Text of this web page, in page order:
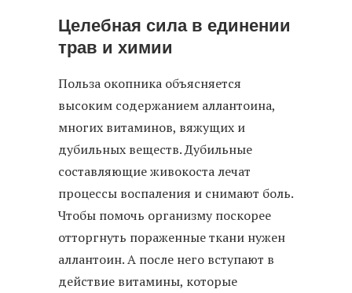
Целебная сила в единении
трав и химии
Польза окопника объясняется
высоким содержанием аллантоина,
многих витаминов, вяжущих и
дубильных веществ. Дубильные
составляющие живокоста лечат
процессы воспаления и снимают боль.
Чтобы помочь организму поскорее
отторгнуть пораженные ткани нужен
аллантоин. А после него вступают в
действие витамины, которые